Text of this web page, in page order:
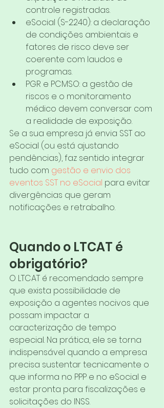
controle registradas.
eSocial (S-2240): a declaração
de condições ambientais e
fatores de risco deve ser
coerente com laudos e
programas.
PGR e PCMSO: a gestão de
riscos e o monitoramento
médico devem conversar com
a realidade de exposição.
Se a sua empresa já envia SST ao
eSocial (ou está ajustando
pendências), faz sentido integrar
tudo com gestão e envio dos
eventos SST no eSocial para evitar
divergências que geram
notificações e retrabalho.
Quando o LTCAT é
obrigatório?
O LTCAT é recomendado sempre
que exista possibilidade de
exposição a agentes nocivos que
possam impactar a
caracterização de tempo
especial. Na prática, ele se torna
indispensável quando a empresa
precisa sustentar tecnicamente o
que informa no PPP e no eSocial e
estar pronta para fiscalizações e
solicitações do INSS.